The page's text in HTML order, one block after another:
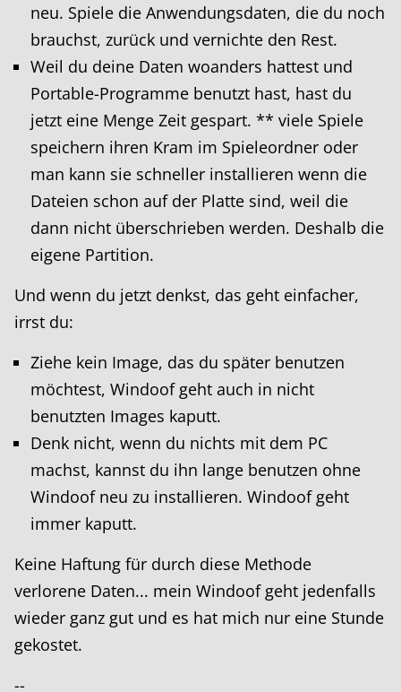
neu. Spiele die Anwendungsdaten, die du noch
brauchst, zurück und vernichte den Rest.
Weil du deine Daten woanders hattest und
Portable-Programme benutzt hast, hast du
jetzt eine Menge Zeit gespart. ** viele Spiele
speichern ihren Kram im Spieleordner oder
man kann sie schneller installieren wenn die
Dateien schon auf der Platte sind, weil die
dann nicht überschrieben werden. Deshalb die
eigene Partition.
Und wenn du jetzt denkst, das geht einfacher,
irrst du:
Ziehe kein Image, das du später benutzen
möchtest, Windoof geht auch in nicht
benutzten Images kaputt.
Denk nicht, wenn du nichts mit dem PC
machst, kannst du ihn lange benutzen ohne
Windoof neu zu installieren. Windoof geht
immer kaputt.
Keine Haftung für durch diese Methode
verlorene Daten... mein Windoof geht jedenfalls
wieder ganz gut und es hat mich nur eine Stunde
gekostet.
--